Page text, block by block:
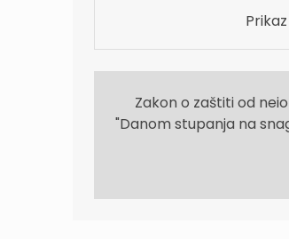
Zakon o zaštiti od
"Danom stupanja na